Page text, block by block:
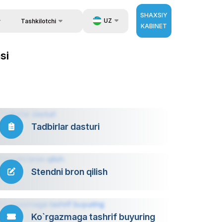
berish.
Tashkilotchi UZ
SHAXSIY
KABINET
Tadbirlar dasturi
Stendni bron qilish
Ko`rgazmaga tashrif buyuring